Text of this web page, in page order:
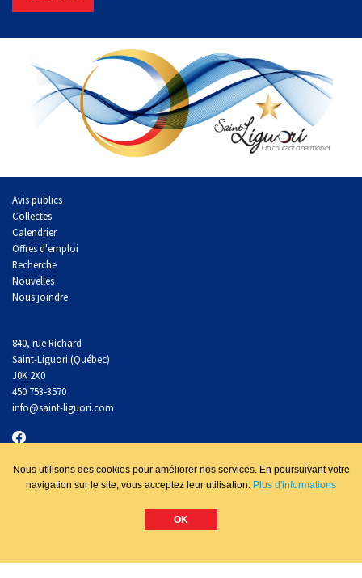
Avis publics
Collectes
Calendrier
Offres d'emploi
Recherche
Nouvelles
Nous joindre
840, rue Richard
Saint-Liguori (Québec)
J0K 2X0
450 753-3570
info@saint-liguori.com
Nous utilisons des cookies pour améliorer nos services. En poursuivant votre
navigation sur le site, vous acceptez leur utilisation. Plus d'informations
OK